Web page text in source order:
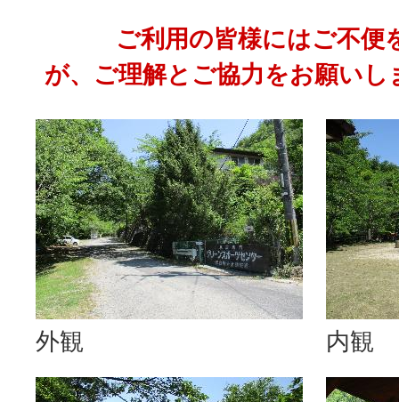
ご利用の皆様にはご不便
が、ご理解とご協力をお願いし
外観 内観